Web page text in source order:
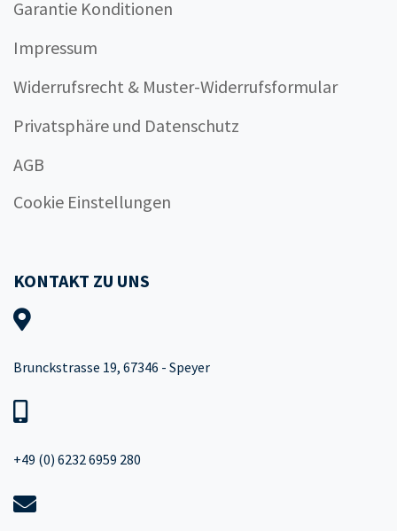
Garantie Konditionen
Impressum
Widerrufsrecht & Muster-Widerrufsformular
Privatsphäre und Datenschutz
AGB
Cookie Einstellungen
KONTAKT ZU UNS
Brunckstrasse 19, 67346 - Speyer
+49 (0) 6232 6959 280